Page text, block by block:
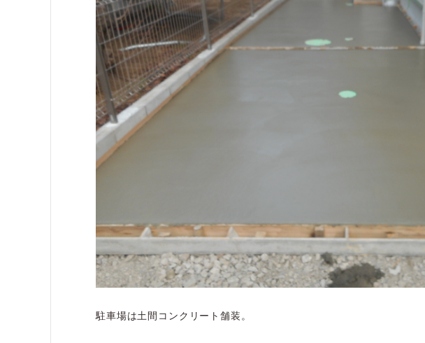
駐車場は土間コンクリート舗装。